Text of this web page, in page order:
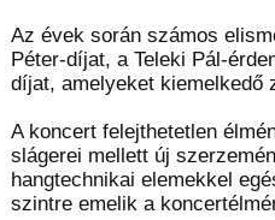
Az évek során számos
Péter-díjat, a Teleki Pál-
díjat, amelyeket kiemelkedő
A koncert felejthetetlen
slágerei mellett új
hangtechnikai elemekkel
szintre emelik a